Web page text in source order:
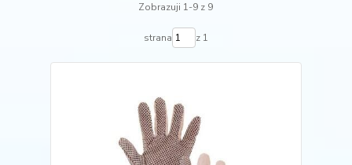
Zobrazuji 1-9 z 9
strana z 1